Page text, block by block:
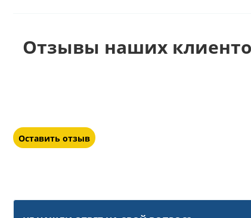
Отзывы наших
Оставить отзыв